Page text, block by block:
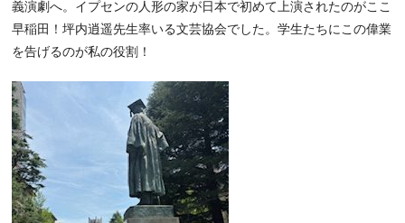
義演劇へ。イプセンの人形の家が日本で初めて上演されたのがここ
早稲田！坪内逍遥先生率いる文芸協会でした。学生たちにこの偉業
を告げるのが私の役割！